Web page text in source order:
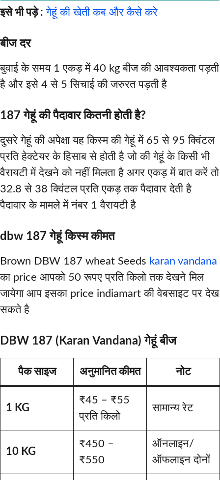
इसे भी पड़े : गेहूं की खेती कब और कैसे करे
बीज दर
बुवाई के समय 1 एकड़ में 40 kg बीज की आवश्यकता पड़ती
है और इसे 4 से 5 सिचाई की जरुरत पड़ती है
187 गेहूं की पैदावार कितनी होती है?
दुसरे गेहूं की अपेक्षा यह किस्म की गेहूं में 65 से 95 क्विंटल
प्रति हेक्टेयर के हिसाब से होती है जो की गेहूं के किसी भी
वैरायटी में देखने को नहीं मिलता है अगर एकड़ में बात करें तो
32.8 से 38 क्विंटल प्रति एकड़ तक पैदावार देती है
पैदावार के मामले में नंबर 1 वैरायटी है
dbw 187 गेहूं किस्म कीमत
Brown DBW 187 wheat Seeds karan vandana
का price आपको 50 रूपए प्रति किलो तक देखने मिल
जायेगा आप इसका price indiamart की वेबसाइट पर देख
सकते है
DBW 187 (Karan Vandana) गेहूं बीज
पैक साइज अनुमानित कीमत नोट
1 KG
₹45 – ₹55
प्रति किलो
सामान्य रेट
10 KG
₹450 –
₹550
ऑनलाइन/
ऑफलाइन दोनों